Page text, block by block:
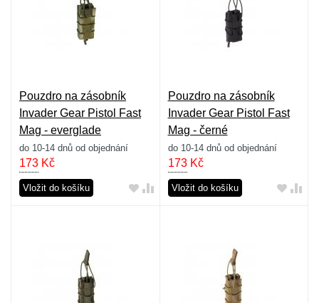
Pouzdro na zásobník
Invader Gear Pistol Fast
Mag - everglade
do 10-14 dnů od objednání
173 Kč
Vložit do košíku
Pouzdro na zásobník
Invader Gear Pistol Fast
Mag - černé
do 10-14 dnů od objednání
173Kč
Vložit do košíku